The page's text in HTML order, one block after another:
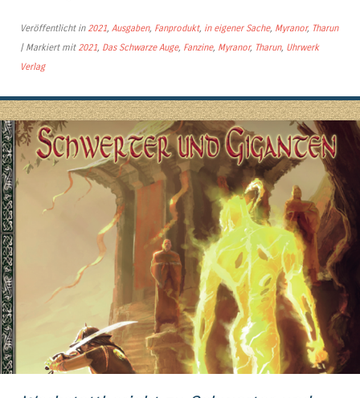
Veröffentlicht in 2021, Ausgaben, Fanprodukt, in eigener Sache, Myranor, Tharun
| Markiert mit 2021, Das Schwarze Auge, Fanzine, Myranor, Tharun, Uhrwerk
Verlag